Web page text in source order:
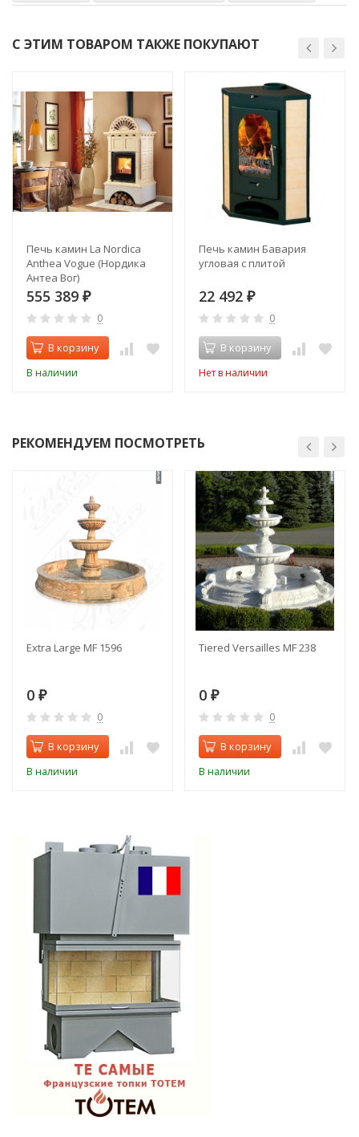
С ЭТИМ ТОВАРОМ ТАКЖЕ ПОКУПАЮТ
Печь камин La Nordica
Anthea Vogue (Нордика
Антеа Вог)
555 389 ₽
0
В корзину
В наличии
Печь камин Бавария
угловая с плитой
22 492 ₽
0
В корзину
Нет в наличии
РЕКОМЕНДУЕМ ПОСМОТРЕТЬ
Extra Large MF 1596
0 ₽
0
В корзину
В наличии
Tiered Versailles MF 238
0 ₽
0
В корзину
В наличии